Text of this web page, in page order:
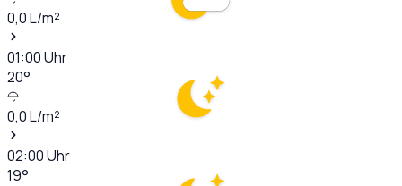
0,0L/m²
01:00Uhr
20°
0,0L/m²
02:00Uhr
19°